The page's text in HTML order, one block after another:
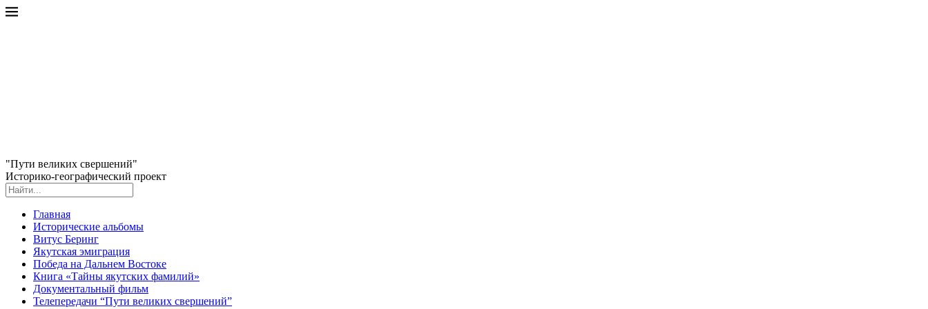
"Пути великих свершений"
Историко-географический проект
Главная
Исторические альбомы
Витус Беринг
Якутская эмиграция
Победа на Дальнем Востоке
Книга «Тайны якутских фамилий»
Документальный фильм
Телепередачи “Пути великих свершений”